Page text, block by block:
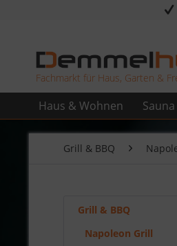
Fachmarkt für Haus, Garten &
Haus & Wohnen
Grill & BBQ
Grill & BBQ
Napoleon Grill